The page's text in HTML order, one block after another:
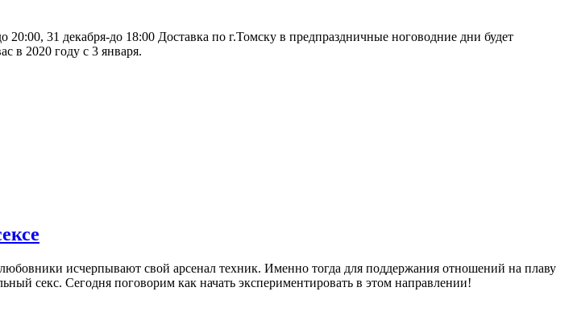
31 декабря-до 18:00 Доставка по г.Томску в предпраздничные ноговодние дни будет
в 2020 году с 3 января.
исчерпывают свой арсенал техник. Именно тогда для поддержания отношений на плаву
секс. Сегодня поговорим как начать экспериментировать в этом направлении!